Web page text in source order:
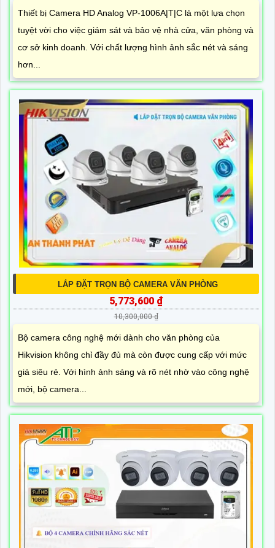
Thiết bị Camera HD Analog VP-1006A|T|C là một lựa chọn
tuyệt vời cho việc giám sát và bảo vệ nhà cửa, văn phòng và
cơ sở kinh doanh. Với chất lượng hình ảnh sắc nét và sáng
hơn...
LẮP ĐẶT TRỌN BỘ CAMERA VĂN PHÒNG
5,773,600 ₫
10,300,000 ₫
Bộ camera công nghệ mới dành cho văn phòng của
Hikvision không chỉ đầy đủ mà còn được cung cấp với mức
giá siêu rẻ. Với hình ảnh sáng và rõ nét nhờ vào công nghệ
mới, bộ camera...